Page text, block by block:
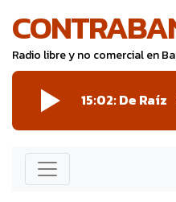
Radio libre y no comercial en
15:02:De Raíz